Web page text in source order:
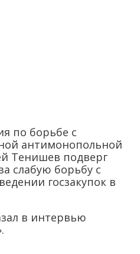
по борьбе с
антимонопольной
Тенишев подверг
слабую борьбу с
госзакупок в
в интервью